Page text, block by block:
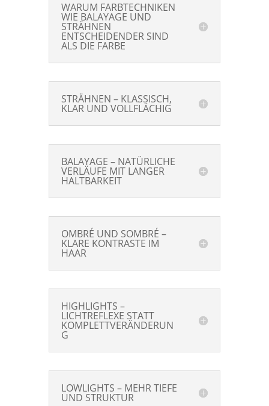
WARUM FARBTECHNIKEN
WIE BALAYAGE UND
STRÄHNEN
ENTSCHEIDENDER SIND
ALS DIE FARBE
STRÄHNEN – KLASSISCH,
KLAR UND VOLLFLÄCHIG
BALAYAGE – NATÜRLICHE
VERLÄUFE MIT LANGER
HALTBARKEIT
OMBRÉ UND SOMBRÉ –
KLARE KONTRASTE IM
HAAR
HIGHLIGHTS –
LICHTREFLEXE STATT
KOMPLETTVERÄNDERUN
G
LOWLIGHTS – MEHR TIEFE
UND STRUKTUR